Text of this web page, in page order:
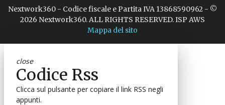
Nextwork360 - Codice fiscale e Partita IVA 13868590962 - ©
2026 Nextwork360. ALL RIGHTS RESERVED. ISP AWS
Mappa del sito
close
Codice Rss
Clicca sul pulsante per copiare il link RSS negli
appunti.